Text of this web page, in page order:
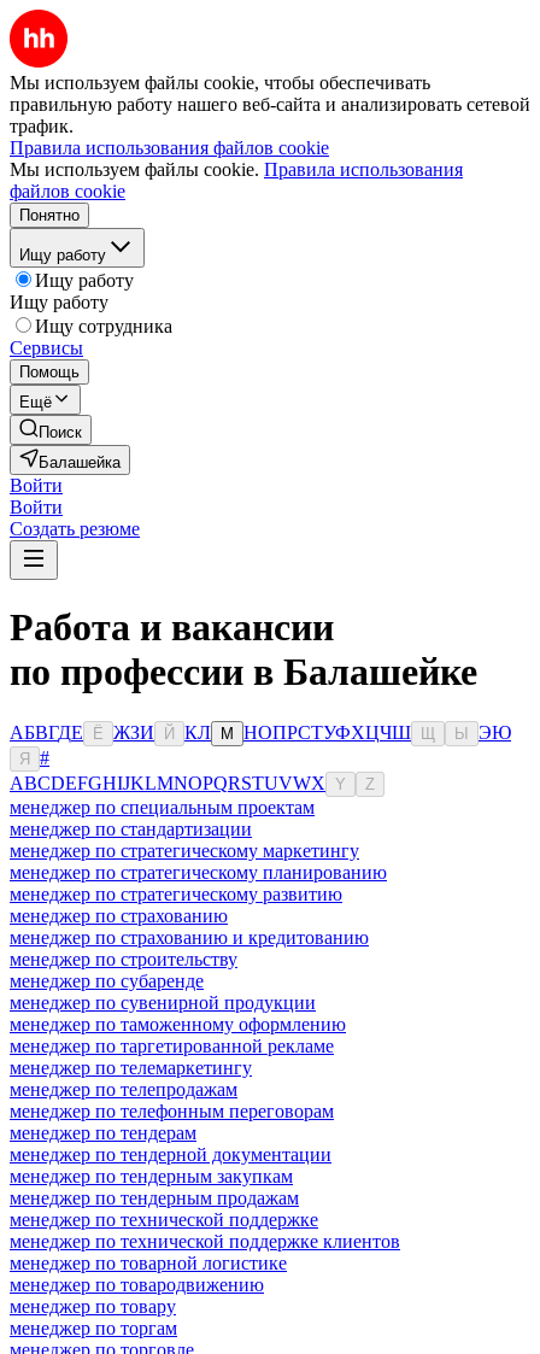
Мы используем файлы cookie, чтобы обеспечивать
правильную работу нашего веб-сайта и анализировать сетевой
трафик.
Правила использования файлов cookie
Мы используем файлы cookie. Правила использования
файлов cookie
Понятно
Ищу работу
Ищу работу
Ищу работу
Ищу сотрудника
Сервисы
Помощь
Ещё
Поиск
Балашейка
Войти
Войти
Создать резюме
Работа и вакансии
по профессии в Балашейке
АБВГДЕ Ё ЖЗИ Й КЛ М НОПРСТУФХЦЧШ Ы ЭЮ
Я
#
ABCDEFGHIJKLMNOPQRSTUVWX Y Z
менеджер по специальным проектам
менеджер по стандартизации
менеджер по стратегическому маркетингу
менеджер по стратегическому планированию
менеджер по стратегическому развитию
менеджер по страхованию
менеджер по страхованию и кредитованию
менеджер по строительству
менеджер по субаренде
менеджер по сувенирной продукции
менеджер по таможенному оформлению
менеджер по таргетированной рекламе
менеджер по телемаркетингу
менеджер по телепродажам
менеджер по телефонным переговорам
менеджер по тендерам
менеджер по тендерной документации
менеджер по тендерным закупкам
менеджер по тендерным продажам
менеджер по технической поддержке
менеджер по технической поддержке клиентов
менеджер по товарной логистике
менеджер по товародвижению
менеджер по товару
менеджер по торгам
менеджер по торговле